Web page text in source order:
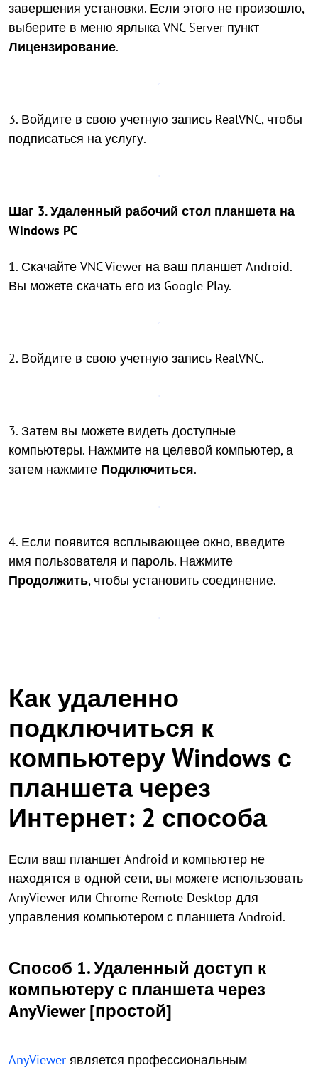
завершения установки. Если этого не произошло,
выберите в меню ярлыка VNC Server пункт
Лицензирование.
3. Войдите в свою учетную запись RealVNC, чтобы
подписаться на услугу.
Шаг 3. Удаленный рабочий стол планшета на
Windows PC
1. Скачайте VNC Viewer на ваш планшет Android.
Вы можете скачать его из Google Play.
2. Войдите в свою учетную запись RealVNC.
3. Затем вы можете видеть доступные
компьютеры. Нажмите на целевой компьютер, а
затем нажмите Подключиться.
4. Если появится всплывающее окно, введите
имя пользователя и пароль. Нажмите
Продолжить, чтобы установить соединение.
Как удаленно
подключиться к
компьютеру Windows с
планшета через
Интернет: 2 способа
Если ваш планшет Android и компьютер не
находятся в одной сети, вы можете использовать
AnyViewer или Chrome Remote Desktop для
управления компьютером с планшета Android.
Способ 1. Удаленный доступ к
компьютеру с планшета через
AnyViewer [простой]
AnyViewer является профессиональным